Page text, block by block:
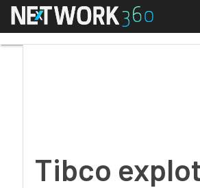
Menú
Tibco